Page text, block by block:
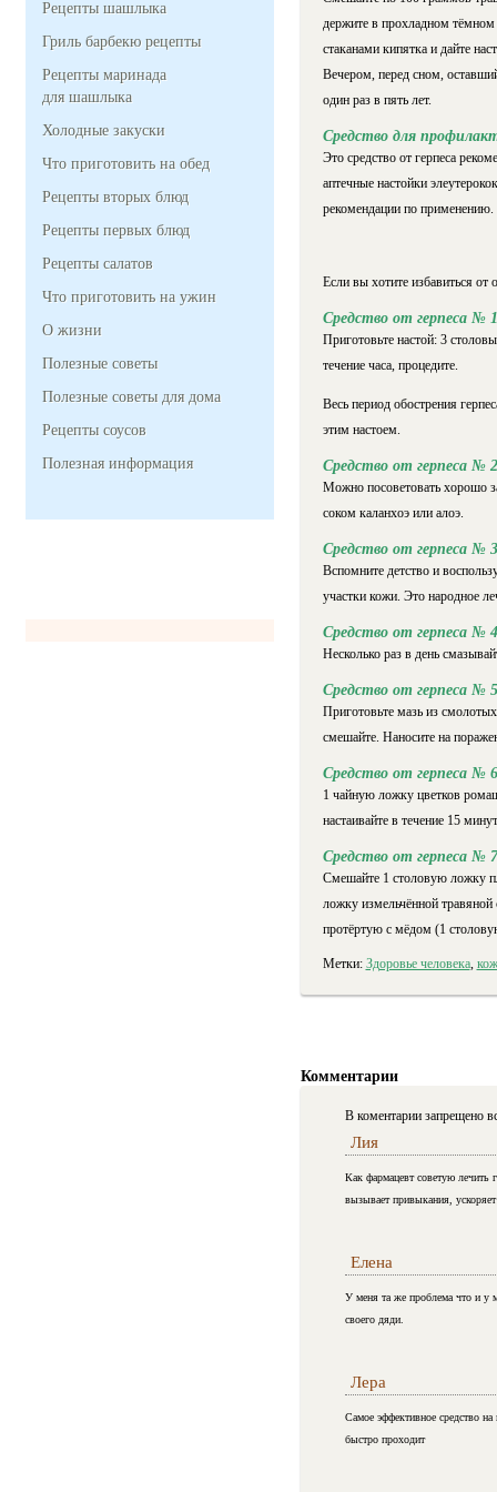
Рецепты шашлыка
Гриль барбекю рецепты
Рецепты маринада
для шашлыка
Холодные закуски
Что приготовить на обед
Рецепты вторых блюд
Рецепты первых блюд
Рецепты салатов
Что приготовить на ужин
О жизни
Полезные советы
Полезные советы для дома
Рецепты соусов
Полезная информация
держите в прохладном тёмном
стаканами кипятка и дайте
Вечером, перед сном,
один раз в пять лет.
Средство для
Это средство от герпеса
аптечные настойки
рекомендации по применению.
Если вы хотите избавиться от
Средство от герпеса № 1
Приготовьте настой: 3
течение часа, процедите.
Весь период обострения
этим настоем.
Средство от герпеса № 2
Можно посоветовать хорошо
соком каланхоэ или алоэ.
Средство от герпеса № 3
Вспомните детство и
участки кожи. Это народное
Средство от герпеса № 4
Несколько раз в день
Средство от герпеса № 5
Приготовьте мазь из
смешайте. Наносите на
Средство от герпеса № 6
1 чайную ложку цветков
настаивайте в течение 15
Средство от герпеса № 7
Смешайте 1 столовую ложку
ложку измельчённой
протёртую с мёдом (1
Метки: Здоровье человека,
Комментарии
В коментарии запрещено
Лия
Как фармацевт советую лечить
вызывает привыкания,
Елена
У меня та же проблема что и у
своего дяди.
Лера
Самое эффективное средство
быстро проходит